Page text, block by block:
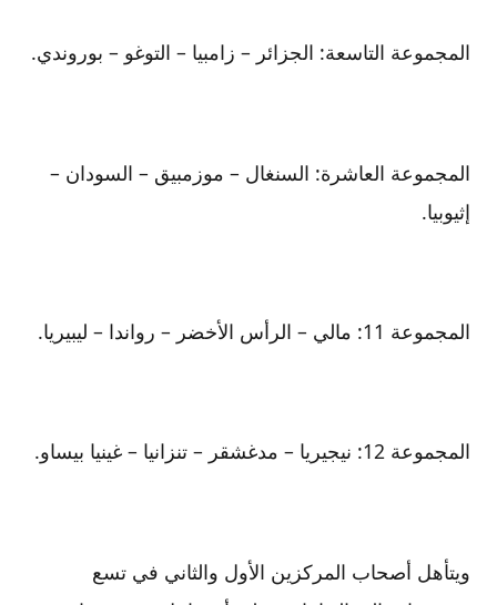
المجموعة التاسعة: الجزائر – زامبيا – التوغو – بوروندي.
المجموعة العاشرة: السنغال – موزمبيق – السودان –
إثيوبيا.
المجموعة 11: مالي – الرأس الأخضر – رواندا – ليبيريا.
المجموعة 12: نيجيريا – مدغشقر – تنزانيا – غينيا بيساو.
ويتأهل أصحاب المركزين الأول والثاني في تسع